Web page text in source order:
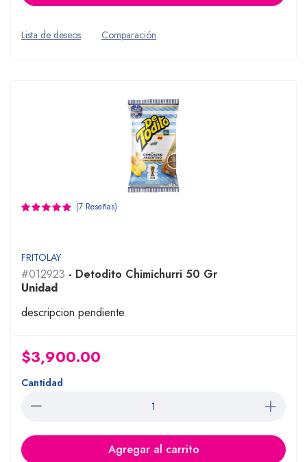
Lista de deseos Comparación
(7 Reseñas)
FRITOLAY
#012923 - Detodito Chimichurri 50 Gr
Unidad
descripcion pendiente
$3,900.00
Cantidad
Agregar al carrito